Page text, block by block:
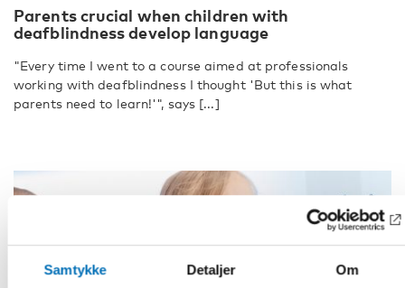
Samtykke Detaljer Om
Parents crucial when children with
deafblindness develop language
"Every time I went to a course aimed at professionals
working with deafblindness I thought 'But this is what
parents need to learn!'", says [...]